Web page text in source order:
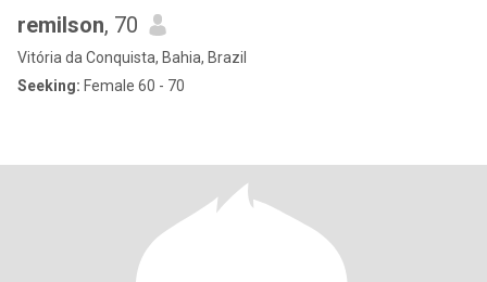
remilson, 70
Vitória da Conquista, Bahia, Brazil
Seeking: Female 60 - 70